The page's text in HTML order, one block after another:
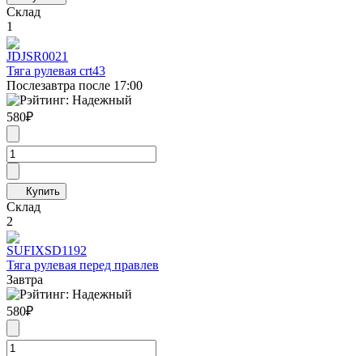
Склад
1
JDJSR0021
Тяга рулевая crt43
Послезавтра после 17:00
580₽
Склад
2
SUFIXSD1192
Тяга рулевая перед правлев
Завтра
580₽